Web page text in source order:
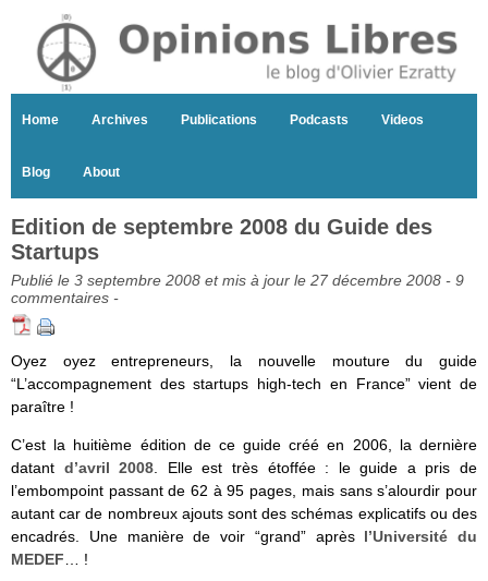
Home Archives Publications Podcasts Videos
Blog About
Edition de septembre 2008 du Guide des
Startups
Publié le 3 septembre 2008 et mis à jour le 27 décembre 2008 - 9
commentaires -
Oyez oyez entrepreneurs, la nouvelle mouture du guide
“L’accompagnement des startups high-tech en France” vient de
paraître !
C’est la huitième édition de ce guide créé en 2006, la dernière
datant d’avril 2008 . Elle est très étoffée : le guide a pris de
l’embompoint passant de 62 à 95 pages, mais sans s’alourdir pour
autant car de nombreux ajouts sont des schémas explicatifs ou des
encadrés. Une manière de voir “grand” après l’Université du
MEDEF … !